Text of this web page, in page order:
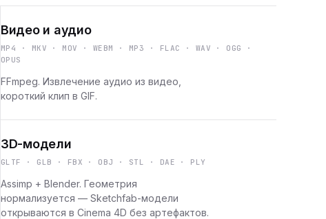
Видео и аудио
MP4 · MKV · MOV · WEBM · MP3 · FLAC · WAV · OGG ·
OPUS
FFmpeg. Извлечение аудио из видео,
короткий клип в GIF.
3D-модели
GLTF · GLB · FBX · OBJ · STL · DAE · PLY
Assimp + Blender. Геометрия
нормализуется — Sketchfab-модели
открываются в Cinema 4D без артефактов.